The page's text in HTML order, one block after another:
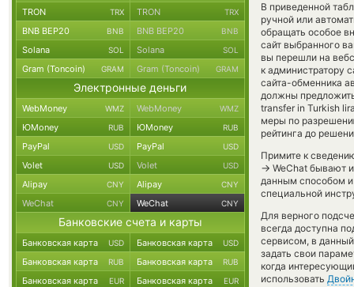
В приведенной
ручной или
обращать особое
сайт выбранного
вы перешли на
к администратору
сайта-обменника
должны
transfer in Turkish
меры по
рейтинга до
Примите к
→ WeChat бывают
данным способом и
специальной
Для верного
всегда доступна
сервисом, в
задать свои
когда
использовать
TRON TRX TRON TRX
BNB BEP20 BNB BNB BEP20 BNB
Solana SOL Solana SOL
Gram (Toncoin) GRAM Gram (Toncoin) GRAM
Электронные деньги
WebMoney WMZ WebMoney WMZ
ЮMoney RUB ЮMoney RUB
PayPal USD PayPal USD
Volet USD Volet USD
Alipay CNY Alipay CNY
WeChat CNY WeChat CNY
Банковские счета и карты
Банковская карта USD Банковская карта USD
Банковская карта RUB Банковская карта RUB
Банковская карта EUR Банковская карта EUR